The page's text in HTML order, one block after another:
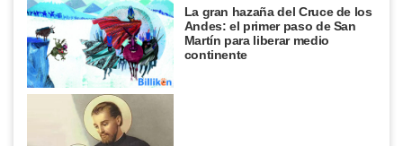
La gran hazaña del Cruce de los
Andes: el primer paso de San
Martín para liberar medio
continente